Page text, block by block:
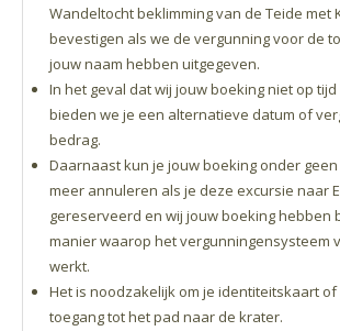
Wandeltocht beklimming van de Teide met
bevestigen als we de vergunning voor de
jouw naam hebben uitgegeven.
In het geval dat wij jouw boeking niet op
bieden we je een alternatieve datum of
bedrag.
Daarnaast kun je jouw boeking onder
meer annuleren als je deze excursie naar
gereserveerd en wij jouw boeking hebben
manier waarop het vergunningensysteem
werkt.
Het is noodzakelijk om je identiteitskaart
toegang tot het pad naar de krater.